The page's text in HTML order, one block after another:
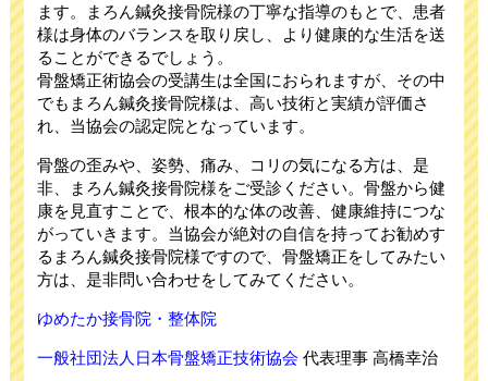
ます。まろん鍼灸接骨院様の丁寧な指導のもとで、患者
様は身体のバランスを取り戻し、より健康的な生活を送
ることができるでしょう。
骨盤矯正術協会の受講生は全国におられますが、その中
でもまろん鍼灸接骨院様は、高い技術と実績が評価さ
れ、当協会の認定院となっています。
骨盤の歪みや、姿勢、痛み、コリの気になる方は、是
非、まろん鍼灸接骨院様をご受診ください。骨盤から健
康を見直すことで、根本的な体の改善、健康維持につな
がっていきます。当協会が絶対の自信を持ってお勧めす
るまろん鍼灸接骨院様ですので、骨盤矯正をしてみたい
方は、是非問い合わせをしてみてください。
ゆめたか接骨院・整体院
一般社団法人日本骨盤矯正技術協会 代表理事 高橋幸治